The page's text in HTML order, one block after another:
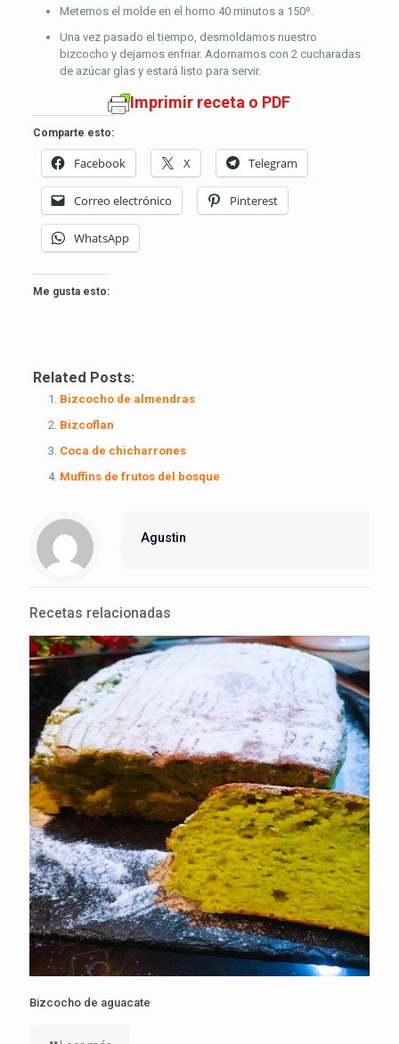
Metemos el molde en el horno 40 minutos a 150º.
Una vez pasado el tiempo, desmoldamos nuestro
bizcocho y dejamos enfriar. Adornamos con 2 cucharadas
de azúcar glas y estará listo para servir.
Imprimir receta o PDF
Comparte esto:
Facebook X Telegram
Correo electrónico Pinterest
WhatsApp
Me gusta esto:
Related Posts:
Bizcocho de almendras
Bizcoflan
Coca de chicharrones
Muffins de frutos del bosque
Agustin
Recetas relacionadas
Bizcocho de aguacate